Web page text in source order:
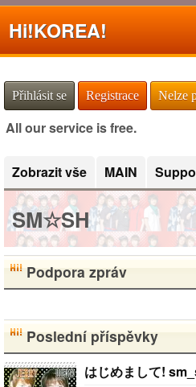
Hi!KOREA!
Přihlásit se Registrace Nelze
All our service is free.
Zobrazit vše MAIN
SM☆SH
Podpora zpráv
Poslední příspěvky
はじめまして!